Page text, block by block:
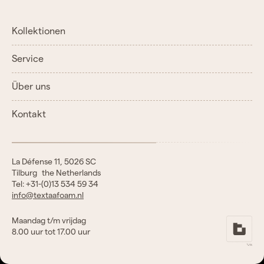
Kollektionen
Service
Über uns
Kontakt
La Défense 11, 5026 SC
Tilburg the Netherlands
Tel: +31-(0)13 534 59 34
info@textaafoam.nl
Maandag t/m vrijdag
8.00 uur tot 17.00 uur